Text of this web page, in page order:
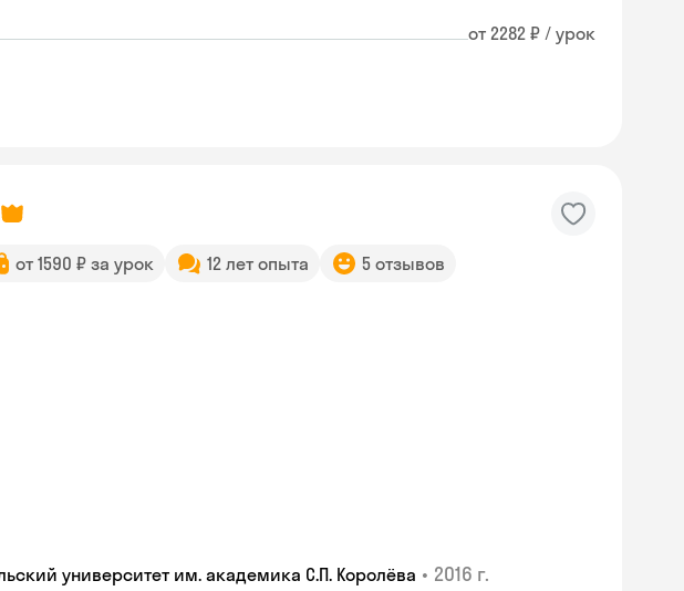
от 2282 ₽ / урок
от 1590 ₽ за урок 12 лет опыта 5 отзывов
университет им. академика С.П. Королёва • 2016 г.